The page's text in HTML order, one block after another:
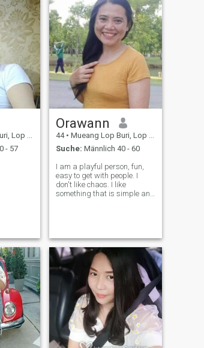
Thailand
- 57
Orawann
44 • Mueang Lop Buri, Lop Buri, Thailand
Suche: Männlich 40 - 60
I am a playful person, fun,
easy to get with people. I
don't like chaos. I like
something that is simple and
made